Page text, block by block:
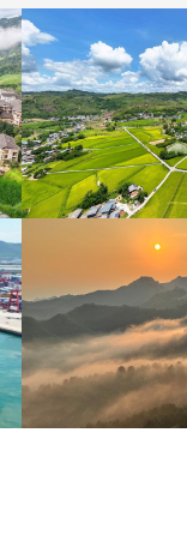
重庆梁平：优质
8月6日，重庆梁平星